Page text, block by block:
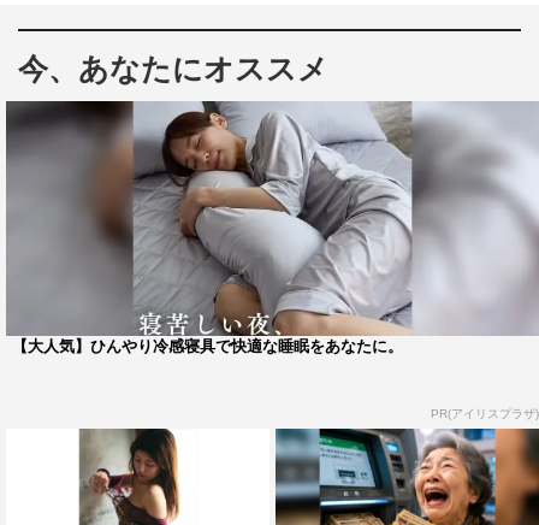
今、あなたにオススメ
【大人気】ひんやり冷感寝具で快適な睡眠をあなたに。
PR(アイリスプラザ)